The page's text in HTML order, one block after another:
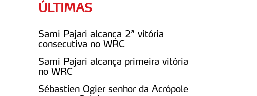
ÚLTIMAS
Sami Pajari alcança 2ª vitória
consecutiva no WRC
Sami Pajari alcança primeira vitória
no WRC
Sébastien Ogier senhor da Acrópole